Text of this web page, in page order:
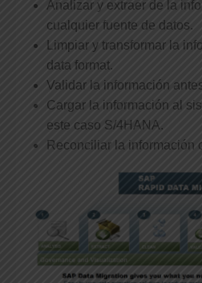
Analizar y extraer de la
cualquier fuente de datos.
Limpiar y transformar la
data format.
Validar la información
Cargar la información al
este caso S/4HANA.
Reconciliar la información